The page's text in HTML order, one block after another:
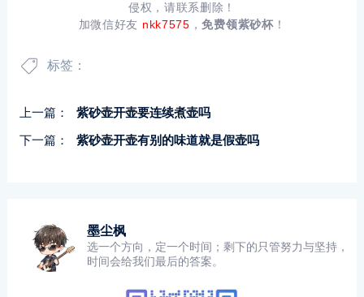
侵权，请联系删除！
加微信好友 nkk7575 ，免费领紫砂杯！
标签：
上一篇：
紫砂壶开壶要连续煮壶吗
下一篇：
紫砂壶开壶有别的味道就是假壶吗
墨尘枫
选一个方向，定一个时间；剩下的只管努力与坚持，
时间会给我们最后的答案。